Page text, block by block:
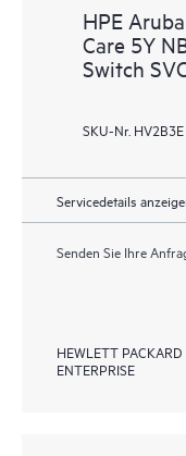
HPE
Care 5Y
Switch
SKU-Nr. HV2B3E
Servicedetails
Senden Sie Ihre
HEWLETT PACKARD
ENTERPRISE